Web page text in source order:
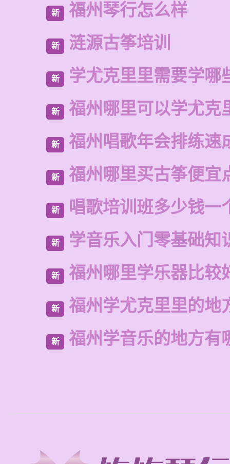
新 福州琴行怎么样
新 涟源古筝培训
新 学尤克里里需要学哪
新 福州哪里可以学尤克
新 福州唱歌年会排练速
新 福州哪里买古筝便宜
新 唱歌培训班多少钱一
新 学音乐入门零基础知
新 福州哪里学乐器比较
新 福州学尤克里里的地
新 福州学音乐的地方有